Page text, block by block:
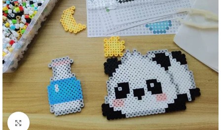
Click to enlarge